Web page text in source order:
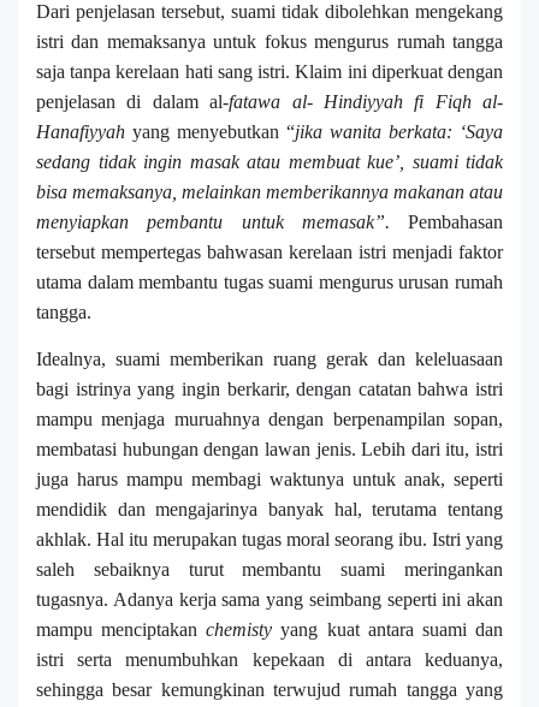
Dari penjelasan tersebut, suami tidak dibolehkan mengekang
istri dan memaksanya untuk fokus mengurus rumah tangga
saja tanpa kerelaan hati sang istri. Klaim ini diperkuat dengan
penjelasan di dalam al-fatawa al- Hindiyyah fi Fiqh al-
Hanafiyyah yang menyebutkan “jika wanita berkata: ‘Saya
sedang tidak ingin masak atau membuat kue’, suami tidak
bisa memaksanya, melainkan memberikannya makanan atau
menyiapkan pembantu untuk memasak”. Pembahasan
tersebut mempertegas bahwasan kerelaan istri menjadi faktor
utama dalam membantu tugas suami mengurus urusan rumah
tangga.
Idealnya, suami memberikan ruang gerak dan keleluasaan
bagi istrinya yang ingin berkarir, dengan catatan bahwa istri
mampu menjaga muruahnya dengan berpenampilan sopan,
membatasi hubungan dengan lawan jenis. Lebih dari itu, istri
juga harus mampu membagi waktunya untuk anak, seperti
mendidik dan mengajarinya banyak hal, terutama tentang
akhlak. Hal itu merupakan tugas moral seorang ibu. Istri yang
saleh sebaiknya turut membantu suami meringankan
tugasnya. Adanya kerja sama yang seimbang seperti ini akan
mampu menciptakanchemisty yang kuat antara suami dan
istri serta menumbuhkan kepekaan di antara keduanya,
sehingga besar kemungkinan terwujud rumah tangga yang